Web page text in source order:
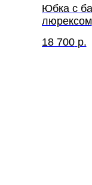
Юбка с
люрексом
18 700 р.